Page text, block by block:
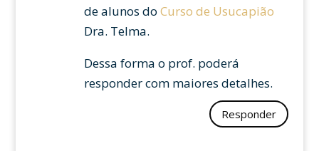
de alunos do Curso de Usucapião
Dra. Telma.
Dessa forma o prof. poderá
responder com maiores detalhes.
Responder